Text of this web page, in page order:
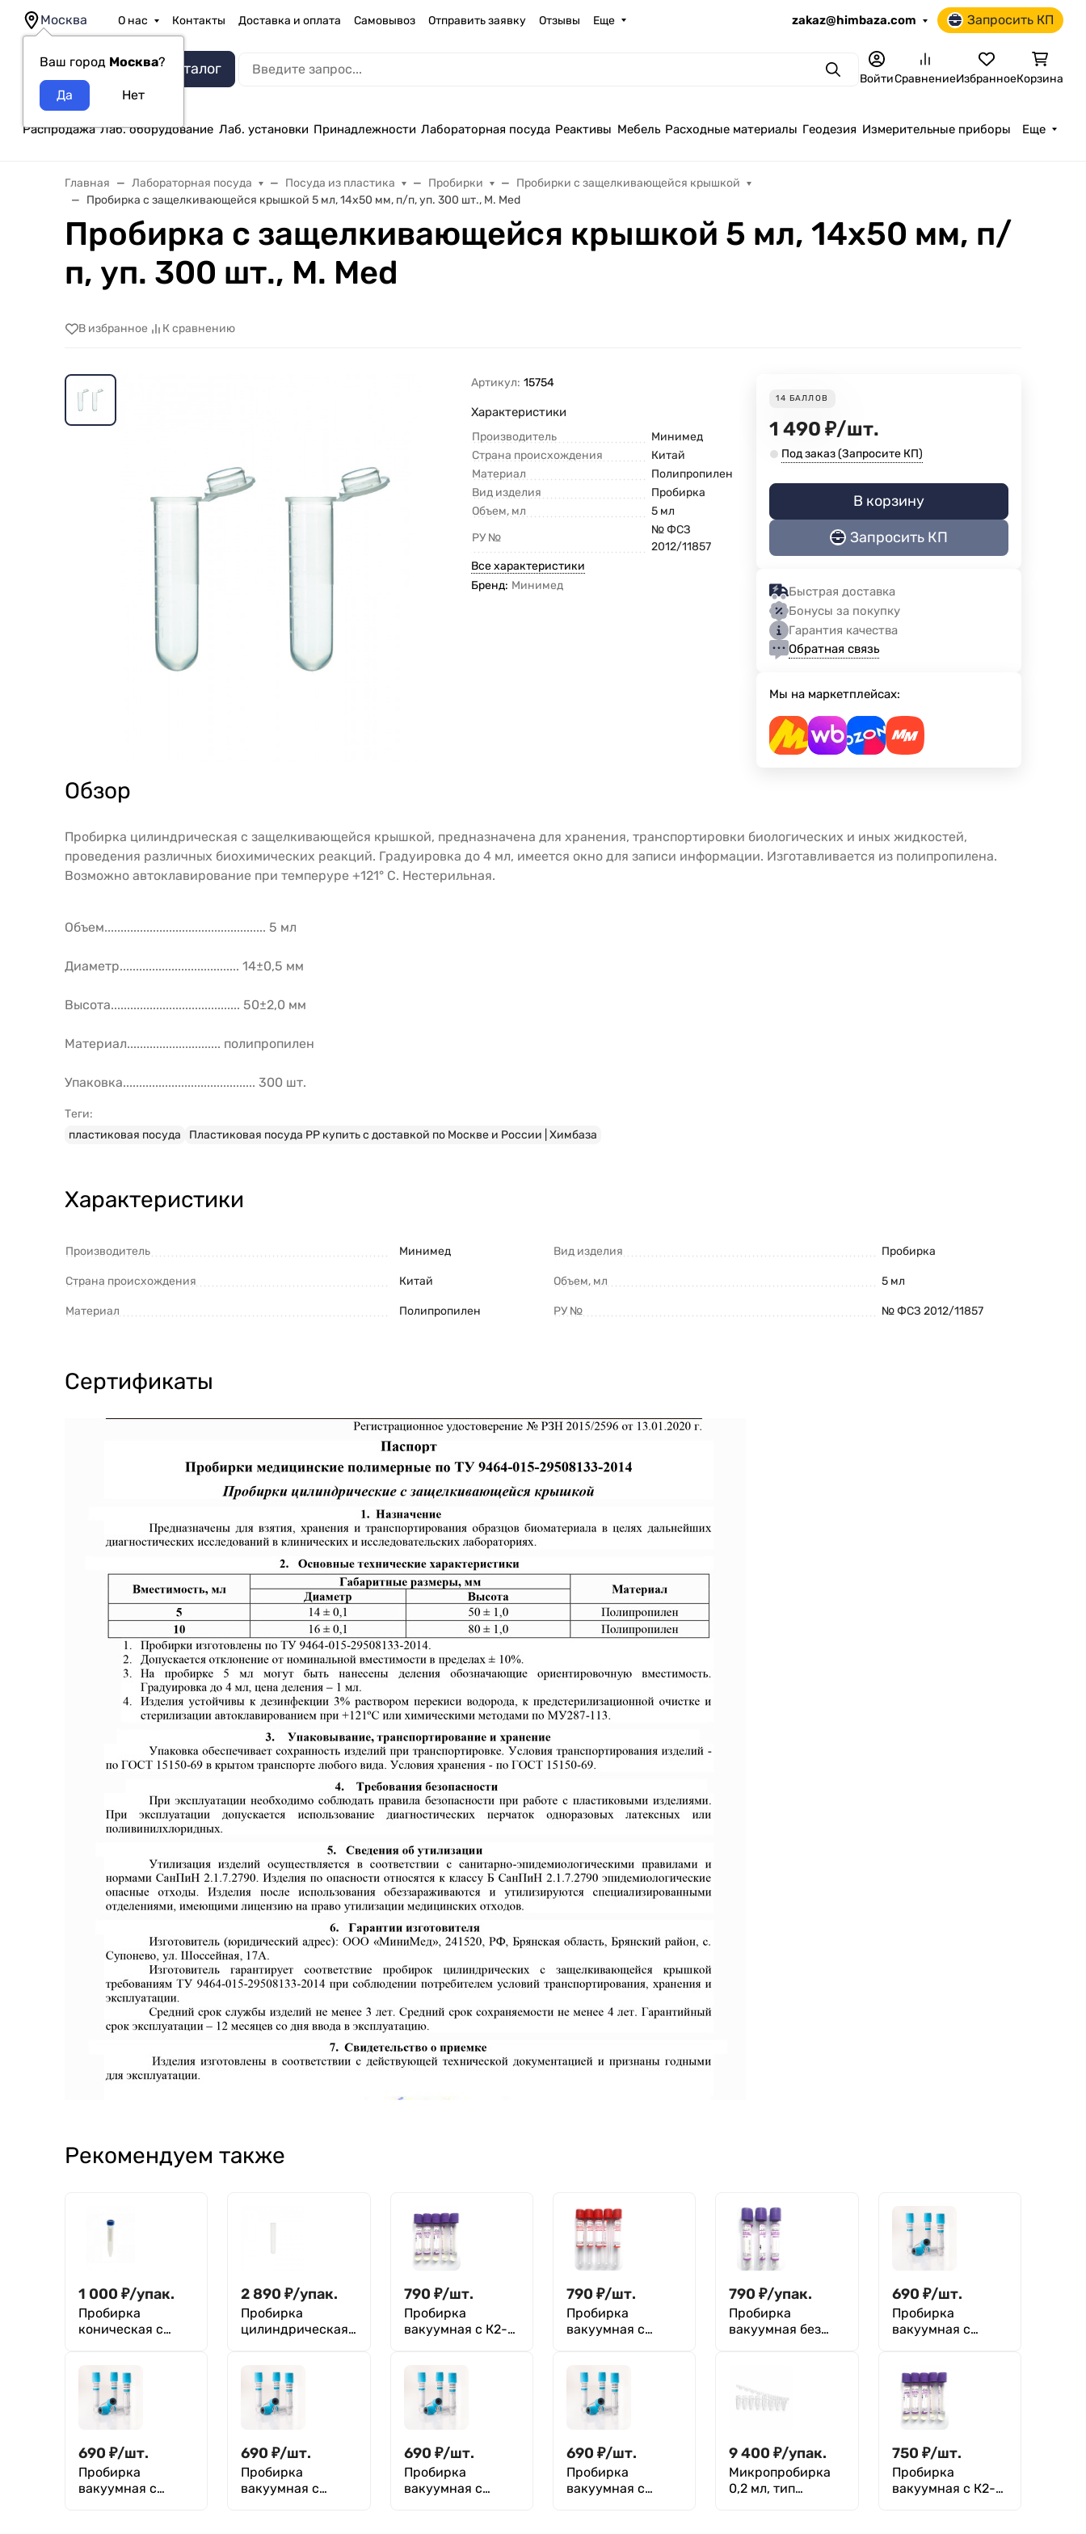
Москва
Ваш город Москва?
О нас Контакты Доставка и оплата Самовывоз Отправить заявку Отзывы Еще zakaz@himbaza.com Запросить КП
Каталог ПоискВойтиСравнениеИзбранноеКорзина
Распродажа Лаб. оборудование Лаб. установки Принадлежности Лабораторная посуда Реактивы Мебель Расходные материалы Геодезия Измерительные приборы Еще
Главная Лабораторная посуда Посуда из пластика Пробирки
Пробирки с защелкивающейся крышкой
Пробирка с защелкивающейся крышкой 5 мл, 14х50 мм, п/п, уп. 300 шт., M. Med
Пробирка с защелкивающейся крышкой 5 мл, 14х50 мм, п/
п, уп. 300 шт., M. Med
В избранное К сравнению
Артикул: 15754
Характеристики
Производитель
Минимед
Страна происхождения
Китай
Материал
Полипропилен
Вид изделия
Пробирка
Объем, мл
5 мл
РУ №
№ ФСЗ
2012/11857
Все характеристики
Бренд: Минимед
14 БАЛЛОВ
1 490 ₽/шт.
Под заказ (Запросите КП)
В корзину
Запросить КП
Быстрая доставка
Бонусы за покупку
Гарантия качества
Обратная связь
Мы на маркетплейсах:
Обзор
Пробирка цилиндрическая с защелкивающейся крышкой, предназначена для хранения, транспортировки биологических и иных жидкостей,
проведения различных биохимических реакций. Градуировка до 4 мл, имеется окно для записи информации. Изготавливается из полипропилена.
Возможно автоклавирование при темперуре +121° С. Нестерильная.
Объем.................................................. 5 мл
Диаметр..................................... 14±0,5 мм
Высота........................................ 50±2,0 мм
Материал............................. полипропилен
Упаковка......................................... 300 шт.
Теги:
пластиковая посуда
Пластиковая посуда PP купить с доставкой по Москве и России | Химбаза
Характеристики
Производитель Минимед
Страна происхождения Китай
Материал Полипропилен
Вид изделия Пробирка
Объем, мл 5 мл
РУ № № ФСЗ 2012/11857
Сертификаты
Рекомендуем также
1 000 ₽/упак.
Пробирка
коническая с
(17×107 мм), с дел,
нестерильная, п/
п, уп. 100 шт, M.
2 890 ₽/упак.
Пробирка
цилиндрическая
пробки, п/п,
Greetmed , уп 500
шт
790 ₽/шт.
Пробирка
вакуумная с К2-
фиолетовый,
ПЭТФ, уп.100 шт
790 ₽/шт.
Пробирка
вакуумная с
5мл, 13×100мм,
оранжевый,
ПЭТФ, уп.100 шт
790 ₽/упак.
Пробирка
вакуумная без
уп.100 шт
690 ₽/шт.
Пробирка
вакуумная с
коагулологии),
голубая крышка
1,8 мл, ПЭТФ,
13х100 мм, уп.100
690 ₽/шт.
Пробирка
вакуумная с
690 ₽/шт.
Пробирка
вакуумная с
690 ₽/шт.
Пробирка
вакуумная с
690 ₽/шт.
Пробирка
вакуумная с
9 400 ₽/упак.
Микропробирка
0,2 мл, тип
750 ₽/шт.
Пробирка
вакуумная с К2-